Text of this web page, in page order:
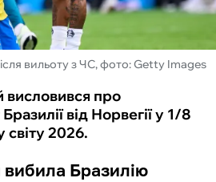
вильоту з ЧС, фото: Getty Images
висловився про
від Норвегії у 1/8
світу 2026.
вибила Бразилію